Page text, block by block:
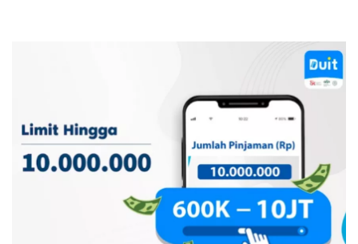
Kartu Kredit
KTA